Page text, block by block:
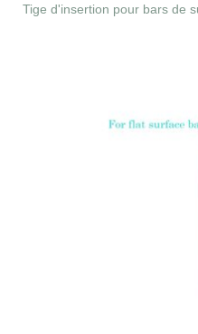
Besoin d’aide ?
Tige d'insertion pour bars de